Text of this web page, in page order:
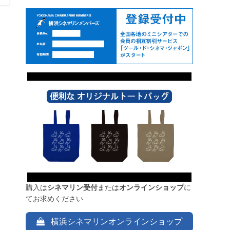
購入はシネマリン受付またはオンラインショップに
てお求めください
横浜シネマリンオンラインショップ